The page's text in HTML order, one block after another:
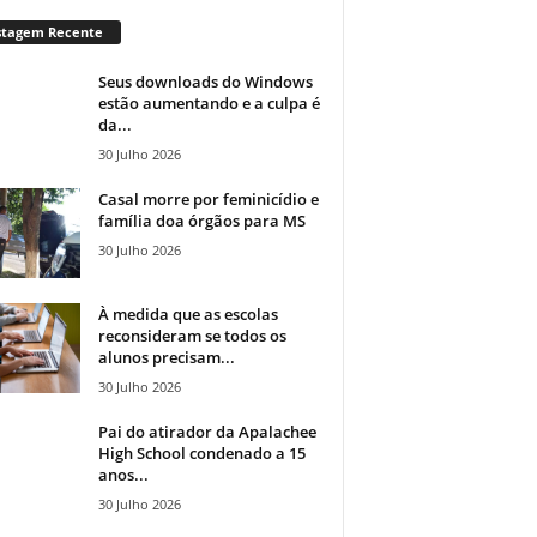
Recente
Seus downloads do Windows
estão aumentando e a culpa é
da...
30 Julho 2026
Casal morre por feminicídio e
família doa órgãos para MS
30 Julho 2026
À medida que as escolas
reconsideram se todos os
alunos precisam...
30 Julho 2026
Pai do atirador da Apalachee
High School condenado a 15
anos...
30 Julho 2026